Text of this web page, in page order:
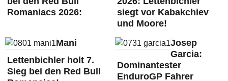
Romaniacs 2026:
siegt vor Kabakchiev
und Moore!
Mani
Lettenbichler holt 7.
Sieg bei den Red Bull
Josep
Garcia:
Dominantester
EnduroGP Fahrer